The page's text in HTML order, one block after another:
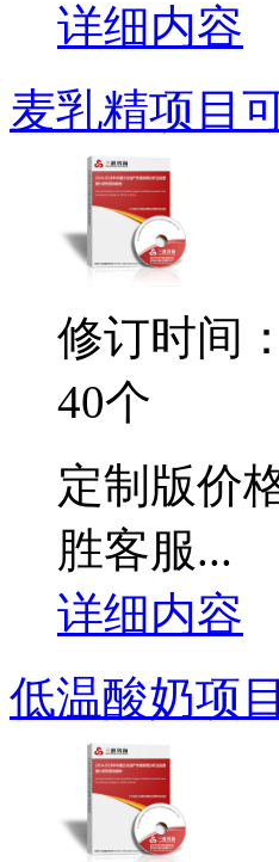
详细内容
麦乳精项目
修订时间
40个
定制版价
胜客服...
详细内容
低温酸奶项